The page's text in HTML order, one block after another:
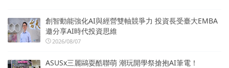
創智動能強化AI與經營雙軸競爭力 投資長受臺大EMBA
邀分享AI時代投資思維
2026/08/07
ASUSx三麗鷗耍酷聯萌 潮玩開學祭搶抱AI筆電！